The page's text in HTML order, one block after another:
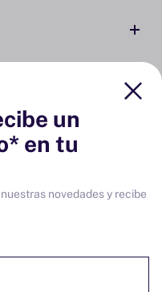
un
en tu
novedades y recibe